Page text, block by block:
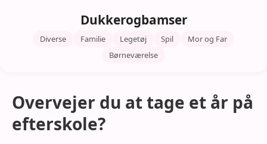
Dukkerogbamser
Diverse Familie Legetøj Spil
Mor og Far
Børneværelse
Overvejer du at tage et år på
efterskole?